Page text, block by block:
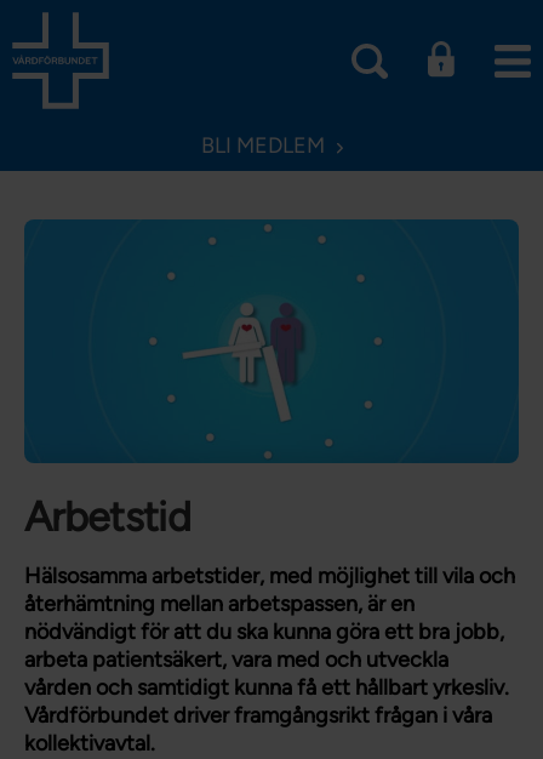
BLI MEDLEM
Arbetstid
Hälsosamma arbetstider, med möjlighet till vila och
återhämtning mellan arbetspassen, är en
nödvändigt för att du ska kunna göra ett bra jobb,
arbeta patientsäkert, vara med och utveckla
vården och samtidigt kunna få ett hållbart yrkesliv.
Vårdförbundet driver framgångsrikt frågan i våra
kollektivavtal.